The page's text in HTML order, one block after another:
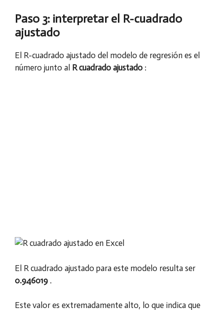
Paso 3: interpretar el R-cuadrado
ajustado
El R-cuadrado ajustado del modelo de regresión es el
número junto al R cuadrado ajustado :
El R cuadrado ajustado para este modelo resulta ser
0.946019 .
Este valor es extremadamente alto, lo que indica que